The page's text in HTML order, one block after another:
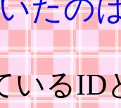
たの
いるID